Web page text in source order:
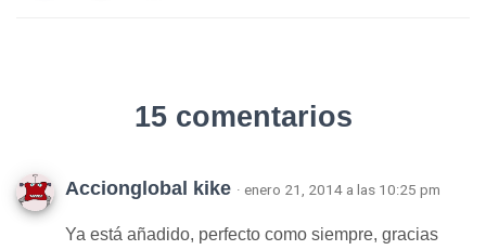
15 comentarios
Accionglobal kike · enero 21, 2014 a las 10:25 pm
Ya está añadido, perfecto como siempre, gracias